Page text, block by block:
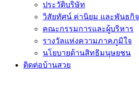
ประวัติบริษัท
วิสัยทัศน์ ค่านิยม และพันธกิจ
คณะกรรมการและผู้บริหาร
รางวัลแห่งความภาคภูมิใจ
นโยบายด้านสิทธิมนุษยชน
ติดต่อบ้านสวย